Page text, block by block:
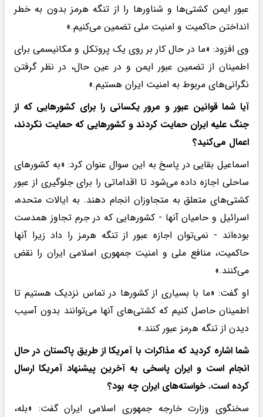
عبور ایمن کشتی‌ها و شناورها را از تنگه هرمز بدون به خطر
انداختن حاکمیت و امنیت ملی تضمین می‌کنیم.»
وی افزود: «ما در حال کار بر روی یک پروتکل و مکانیسمی برای
اطمینان از تضمین عبور ایمن و در عین حال، در نظر گرفتن
نگرانی‌های مربوط به امنیت ایران هستیم.»
آیا شما قوانین عبور و مرور یکسانی را برای کشورهایی که از
جنگ علیه ایران حمایت کردند و کشورهایی که حمایت نکردند،
اعمال می‌کنید؟
اسماعیل بقایی در پاسخ به این سوال عنوان کرد: «به کشورهای
ساحلی اجازه داده می‌شود تا اقداماتی را برای جلوگیری از عبور
کشتی‌های متعلق به متجاوزان انجام دهند. به ایالات متحده،
اسرائیل و حامیان آنها - کشورهایی که در جرم تجاوز همدست
بوده‌اند - نمی‌توان اجازه عبور از تنگه هرمز را داد زیرا آنها
حاکمیت، منافع ملی و امنیت جمهوری اسلامی ایران را نقض
می‌کنند.»
او گفت: «ما با بسیاری از کشورها در تماس نزدیک هستیم تا
اطمینان حاصل کنیم که کشتی‌های آنها می‌توانند بدون آسیب
دیدن از تنگه هرمز عبور کنند.»
شما اشاره کردید که مذاکرات با آمریکا از طریق پاکستان در حال
انجام است و ایران پاسخی به آخرین پیشنهاد آمریکا ارسال
کرده است. خواسته‌های ایران چه بود؟
سخنگوی وزارت خارجه جمهوری اسلامی ایران گفت: «بله،